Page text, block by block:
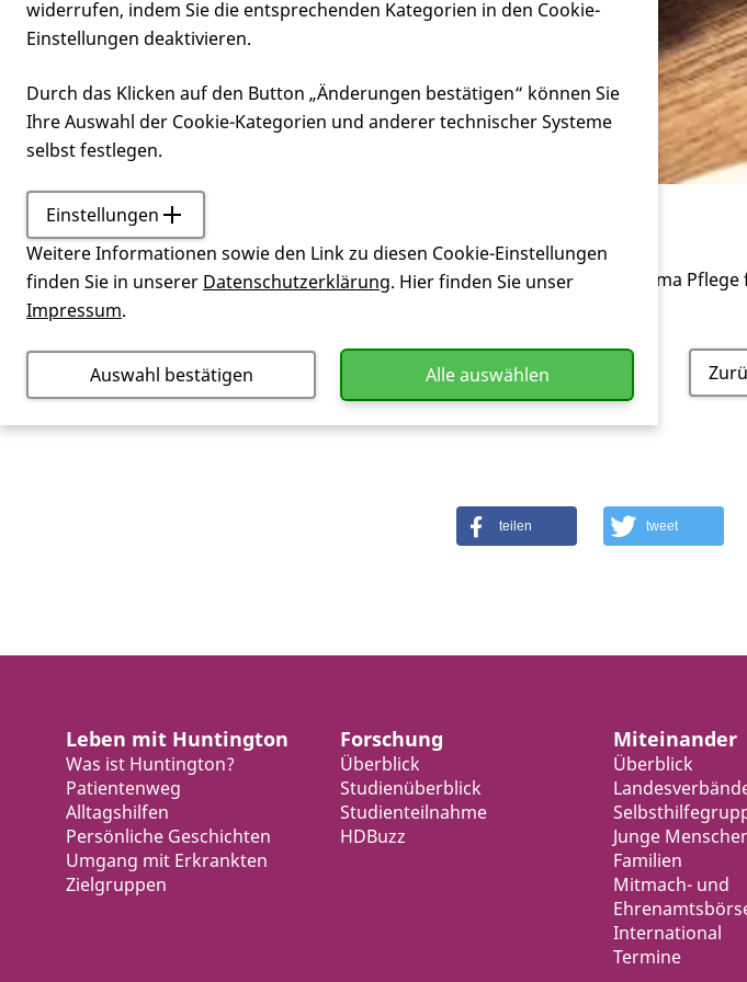
Pflegestützpunkt
örtliche Auskunfts- und Beratungsstelle rund um das Thema
teilen tweet
Leben mit Huntington
Was ist Huntington?
Patientenweg
Alltagshilfen
Persönliche Geschichten
Umgang mit Erkrankten
Zielgruppen
Forschung
Überblick
Studienüberblick
Studienteilnahme
HDBuzz
Miteinander
Überblick
Junge
Familien
Mitmach- und
International
Termine
widerrufen, indem Sie die entsprechenden Kategorien in den Cookie-
Einstellungen deaktivieren.
Durch das Klicken auf den Button „Änderungen bestätigen“ können Sie
Ihre Auswahl der Cookie-Kategorien und anderer technischer Systeme
selbst festlegen.
Einstellungen
Weitere Informationen sowie den Link zu diesen Cookie-Einstellungen
finden Sie in unserer Datenschutzerklärung. Hier finden Sie unser
Impressum.
Alle auswählen
Auswahl bestätigen